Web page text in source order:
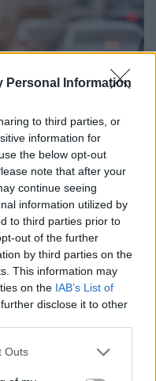
Personal Information
to third parties, or
information for
the below opt-out
note that after your
continue seeing
information utilized by
to third parties prior to
out of the further
by third parties on the
This information may
on the IAB’s List of
disclose it to other
Outs
ki az M1-es